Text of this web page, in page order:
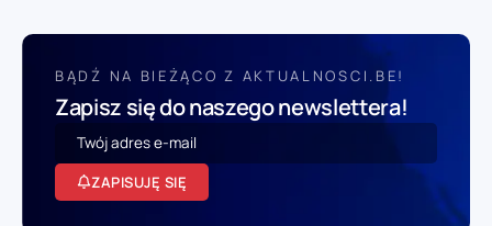
BĄDŹ NA BIEŻĄCO Z AKTUALNOSCI.BE!
Zapisz się do naszego newslettera!
ZAPISUJĘ SIĘ